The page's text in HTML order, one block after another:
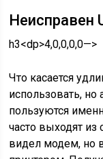
Неисправен
h3<dp>4,0,0,0,0—>
Что касается
использовать,
пользуются
часто выходят из
видел модем, но